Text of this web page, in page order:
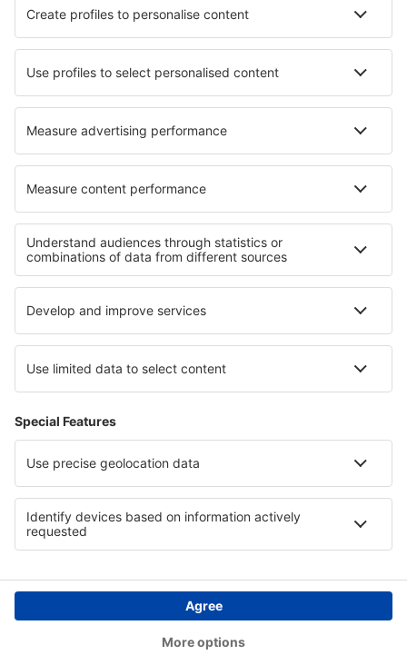
Hotely in Heidenau bei Dresden Hotely in Alcaudete
Hotely in Arolla Hotely in Donaustauf
Nejlepší hotely - regiony
Hotely v Kalábrii Hotely in Liguria
Hotely při jezeře Maggiore Hotely in Italy - sun and beach
Hotely v Údolí Aosty Hotely Stara Zagora province
Hotely na Costa Brava Hotely v Herrera
Hotely u Rudého moře Hotely v Národní park Camdeboo
Copyright © eSky.cz. Všechna práva vyhrazena.